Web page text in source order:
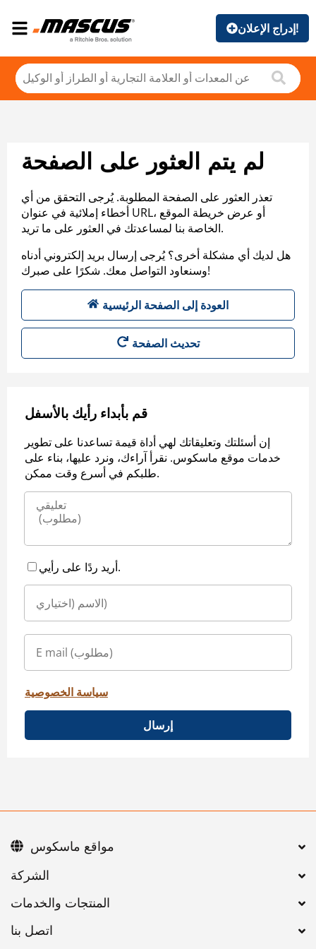
إدراج الإعلان!
لم يتم العثور على الصفحة
تعذر العثور على الصفحة المطلوبة. يُرجى التحقق من أي
أخطاء إملائية في عنوان URL، أو عرض خريطة الموقع
الخاصة بنا لمساعدتك في العثور على ما تريد.
هل لديك أي مشكلة أخرى؟ يُرجى إرسال بريد إلكتروني أدناه
وسنعاود التواصل معك. شكرًا على صبرك!
العودة إلى الصفحة الرئيسية
تحديث الصفحة
قم بأبداء رأيك بالأسفل
إن أسئلتك وتعليقاتك لهي أداة قيمة تساعدنا على تطوير
خدمات موقع ماسكوس. نقرأ آراءك، ونرد عليها، بناء على
طلبكم في أسرع وقت ممكن.
أريد ردًا على رأيي.
سياسة الخصوصية
إرسال
اتصل بنا
مواقع ماسكوس